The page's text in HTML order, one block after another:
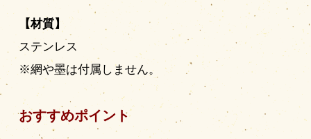
【材質】
ステンレス
※網や墨は付属しません。
おすすめポイント